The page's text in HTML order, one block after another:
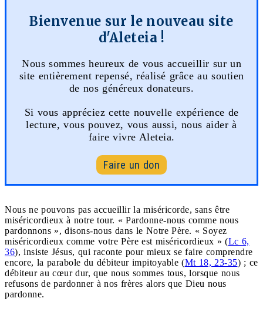
Bienvenue sur le nouveau site
d'Aleteia !
Nous sommes heureux de vous accueillir sur un
site entièrement repensé, réalisé grâce au soutien
de nos généreux donateurs.
Si vous appréciez cette nouvelle expérience de
lecture, vous pouvez, vous aussi, nous aider à
faire vivre Aleteia.
Faire un don
Nous ne pouvons pas accueillir la miséricorde, sans être
miséricordieux à notre tour. « Pardonne-nous comme nous
pardonnons », disons-nous dans le Notre Père. « Soyez
miséricordieux comme votre Père est miséricordieux » (Lc 6,
36), insiste Jésus, qui raconte pour mieux se faire comprendre
encore, la parabole du débiteur impitoyable (Mt 18, 23-35) ; ce
débiteur au cœur dur, que nous sommes tous, lorsque nous
refusons de pardonner à nos frères alors que Dieu nous
pardonne.